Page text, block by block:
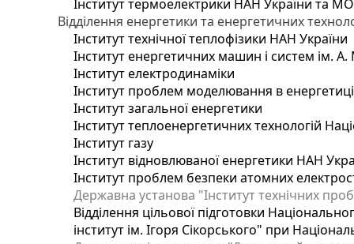
Інститут термоелектрики НАН України та
Відділення енергетики та енергетичних
Інститут технічної теплофізики НАН України
Інститут енергетичних машин і систем ім.
Інститут електродинаміки
Інститут проблем моделювання в
Інститут загальної енергетики
Інститут теплоенергетичних технологій
Інститут газу
Інститут відновлюваної енергетики НАН
Інститут проблем безпеки атомних
Державна установа "Інститут технічних
Відділення цільової підготовки
інститут ім. Ігоря Сікорського" при